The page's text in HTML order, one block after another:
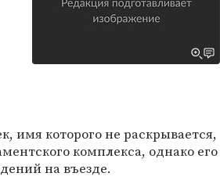
имя которого не раскрывается,
комплекса, однако его
на въезде.